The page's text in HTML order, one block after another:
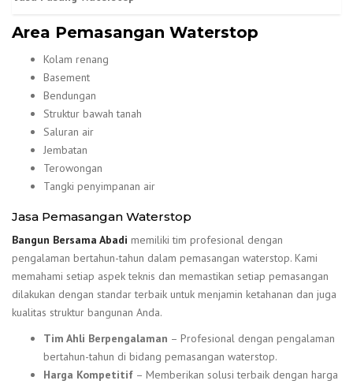
Area Pemasangan Waterstop
Kolam renang
Basement
Bendungan
Struktur bawah tanah
Saluran air
Jembatan
Terowongan
Tangki penyimpanan air
Jasa Pemasangan Waterstop
Bangun Bersama Abadi memiliki tim profesional dengan
pengalaman bertahun-tahun dalam pemasangan waterstop. Kami
memahami setiap aspek teknis dan memastikan setiap pemasangan
dilakukan dengan standar terbaik untuk menjamin ketahanan dan juga
kualitas struktur bangunan Anda.
Tim Ahli Berpengalaman – Profesional dengan pengalaman
bertahun-tahun di bidang pemasangan waterstop.
Harga Kompetitif – Memberikan solusi terbaik dengan harga